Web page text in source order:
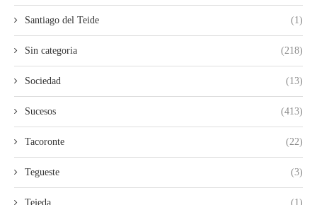
Santiago del Teide (1)
Sin categoria (218)
Sociedad (13)
Sucesos (413)
Tacoronte (22)
Tegueste (3)
Tejeda (1)